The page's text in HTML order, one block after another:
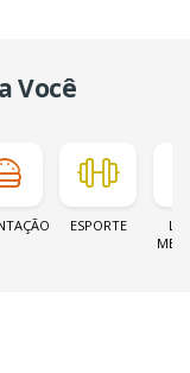
Você
ESPORTE